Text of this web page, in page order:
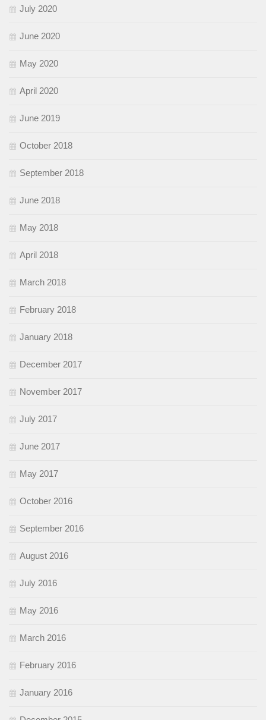
July 2020
June 2020
May 2020
April 2020
June 2019
October 2018
September 2018
June 2018
May 2018
April 2018
March 2018
February 2018
January 2018
December 2017
November 2017
July 2017
June 2017
May 2017
October 2016
September 2016
August 2016
July 2016
May 2016
March 2016
February 2016
January 2016